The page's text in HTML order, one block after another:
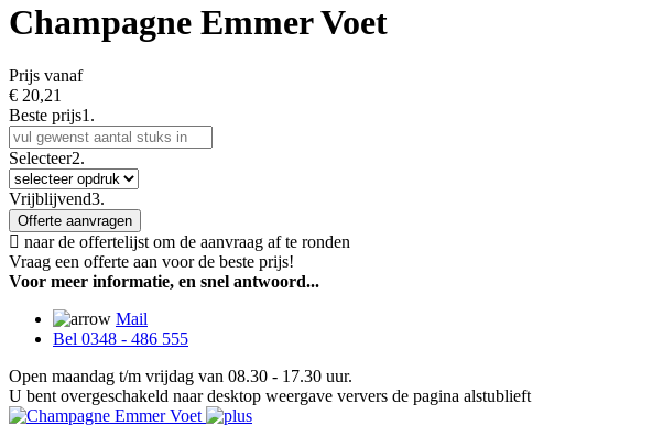
Champagne Emmer Voet
Prijs vanaf
€ 20,21
Beste prijs1.
Selecteer2.
Vrijblijvend3.
Offerte aanvragen
naar de offertelijst om de aanvraag af te ronden
Vraag een offerte aan voor de beste prijs!
Voor meer informatie, en snel antwoord...
Mail
Bel 0348 - 486 555
Open maandag t/m vrijdag van 08.30 - 17.30 uur.
U bent overgeschakeld naar desktop weergave ververs de pagina alstublieft